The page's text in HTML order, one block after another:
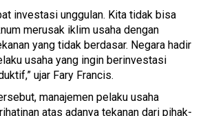
investasi unggulan. Kita tidak bisa
merusak iklim usaha dengan
yang tidak berdasar. Negara hadir
usaha yang ingin berinvestasi
ujar Fary Francis.
manajemen pelaku usaha
atas adanya tekanan dari pihak-